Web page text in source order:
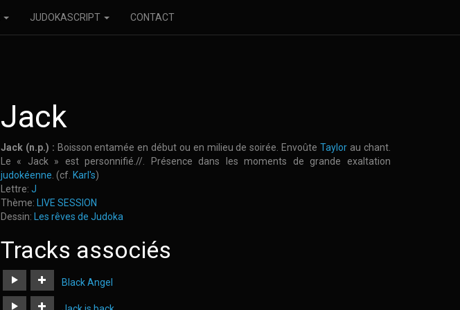
JUDOKASCRIPT CONTACT
Jack
Jack (n.p.) : Boisson entamée en début ou en milieu de soirée. Envoûte Taylorau chant.
Le « Jack » est personnifié.//. Présence dans les moments de grande exaltation
judokéenne . (cf. Karl's)
Lettre: J
Thème: LIVE SESSION
Dessin: Les rêves de Judoka
Tracks associés
Black Angel
https://judoka.in/sites/default/files/fields/Morceau/254-